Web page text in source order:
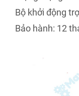
Bộ khởi động
Bảo hành: 12